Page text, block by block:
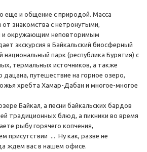
еще и общение с природой. Масса
от знакомства с нетронутыми,
и окружающим неповторимым
экскурсия в Байкальский биосферный
национальный парк (республика Бурятия) с
термальных источников, а также
дацана, путешествие на горное озеро,
хребта Хамар-Дабан и многое-многое
Байкал, а песни байкальских бардов
традиционных блюд, а пикники во время
рыбу горячего копчения,
присутствии ... Ну как, разве не
ждем вас в нашем офисе.